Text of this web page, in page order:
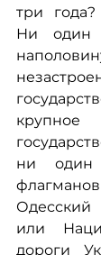
три
Ни один
ни один
или
дороги